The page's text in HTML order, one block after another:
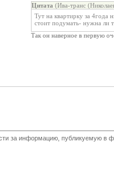
Цитата (Ива-транс
Тут на квартирку за 4года
стоит подумать- нужна ли
Так он наверное в первую
за информацию, публикуемую